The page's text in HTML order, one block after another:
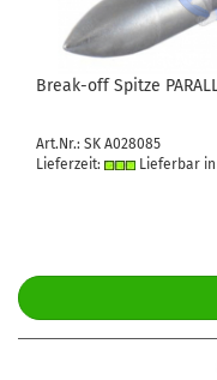
Break-​​off Spit­ze
Art.Nr.: SK A028085
Lieferzeit:
Lieferbar in